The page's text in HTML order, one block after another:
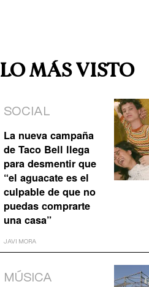
LO MÁS VISTO
SOCIAL
La nueva campaña
de Taco Bell llega
para desmentir que
“el aguacate es el
culpable de que no
puedas comprarte
una casa”
JAVI MORA
MÚSICA